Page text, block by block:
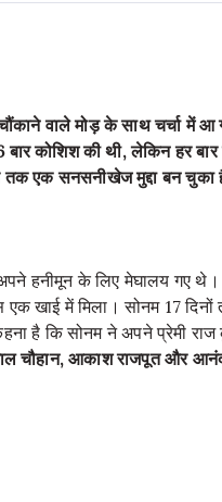
वाले मोड़ के साथ चर्चा में आ
कोशिश की थी, लेकिन हर बार
तक एक सनसनीखेज मुद्दा बन चुका
हनीमून के लिए मेघालय गए थे।
खाई में मिला। सोनम 17 दिनों
है कि सोनम ने अपने प्रेमी
चौहान, आकाश राजपूत और